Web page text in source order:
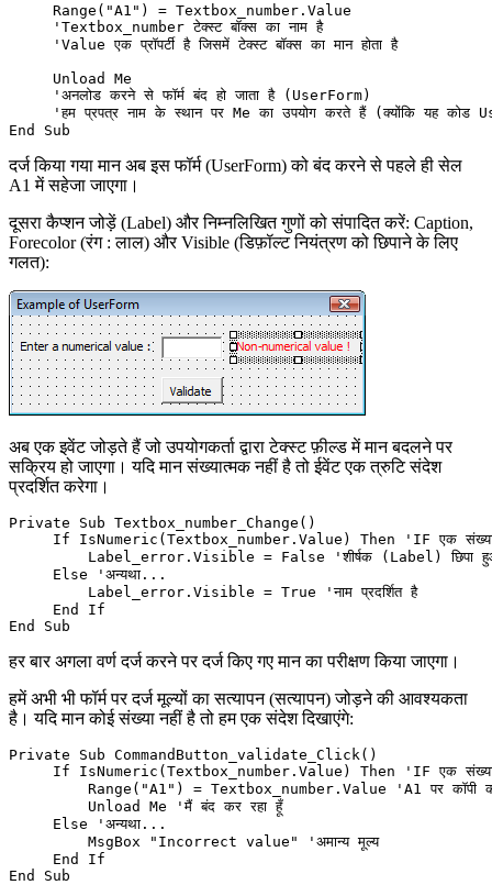
     Range("A1") = Textbox_number.Value
     'Textbox_number टेक्स्ट बॉक्स का नाम है
     'Value एक प्रॉपर्टी है जिसमें टेक्स्ट बॉक्स का मान होता है
     Unload Me
     'अनलोड करने से फॉर्म बंद हो जाता है (UserForm)
'हम प्रपत्र नाम के स्थान पर Me का उपयोग करते हैं (क्योंकि यह कोड
दर्ज किया गया मान अब इस फॉर्म (UserForm) को बंद करने से पहले ही सेल
A1 में सहेजा जाएगा।
दूसरा कैप्शन जोड़ें (Label) और निम्नलिखित गुणों को संपादित करें: Caption,
Forecolor (रंग : लाल) और Visible (डिफ़ॉल्ट नियंत्रण को छिपाने के लिए
गलत):
अब एक इवेंट जोड़ते हैं जो उपयोगकर्ता द्वारा टेक्स्ट फ़ील्ड में मान बदलने पर
सक्रिय हो जाएगा। यदि मान संख्यात्मक नहीं है तो ईवेंट एक त्रुटि संदेश
प्रदर्शित करेगा।
Private Sub Textbox_number_Change()
If IsNumeric(Textbox_number.Value) Then 'IF एक
Label_error.Visible = False 'शीर्षक (Label) छिपा
     Else 'अन्यथा...
         Label_error.Visible = True 'नाम प्रदर्शित है
     End If
हर बार अगला वर्ण दर्ज करने पर दर्ज किए गए मान का परीक्षण किया जाएगा।
हमें अभी भी फॉर्म पर दर्ज मूल्यों का सत्यापन (सत्यापन) जोड़ने की आवश्यकता
है। यदि मान कोई संख्या नहीं है तो हम एक संदेश दिखाएंगे:
Private Sub CommandButton_validate_Click()
If IsNumeric(Textbox_number.Value) Then 'IF एक
Range("A1") = Textbox_number.Value 'A1 पर कॉपी
         Unload Me 'मैं बंद कर रहा हूँ
     Else 'अन्यथा...
         MsgBox "Incorrect value" 'अमान्य मूल्य
     End If